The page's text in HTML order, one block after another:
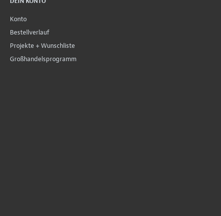
Konto
Bestellverlauf
Projekte + Wunschliste
Großhandelsprogramm